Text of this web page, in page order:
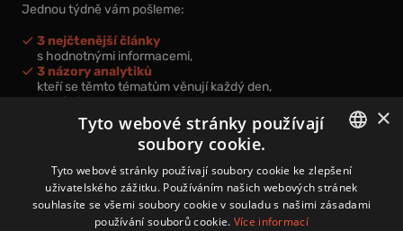
Jednou týdně vám pošleme:
3 nejčtenější články
s hodnotnými informacemi,
3 názory analytiků
kteří se těmto tématům věnují každý den,
nová videa a podcasty
k prohloubení vašich znalostí.
Přihlášením k newsletteru vyjadřujete svůj souhlas spodmínkami
zpracování osobních údajů.
CZECH
×
Tyto webové stránky používají
soubory cookie.
Tyto webové stránky používají soubory cookie ke zlepšení
uživatelského zážitku. Používáním našich webových stránek
souhlasíte se všemi soubory cookie v souladu s našimi zásadami
používání souborů cookie. Více informací